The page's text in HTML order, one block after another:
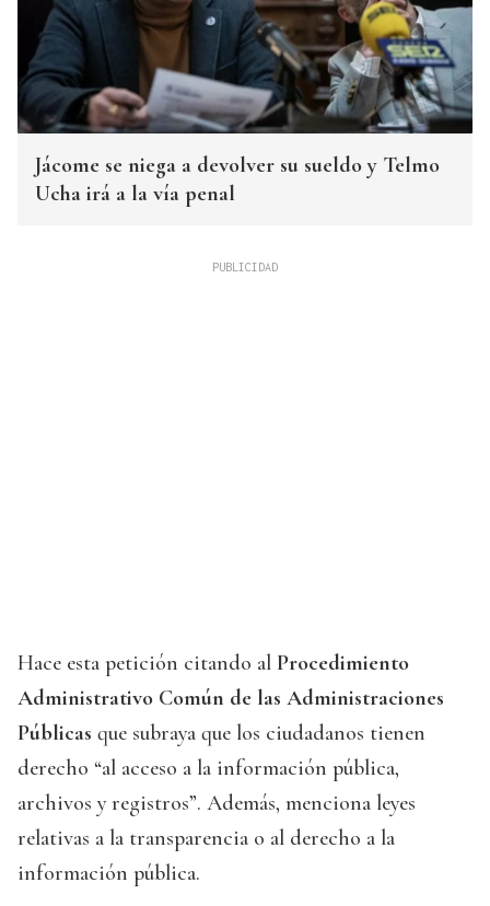
Jácome se niega a devolver su sueldo y Telmo
Ucha irá a la vía penal
Hace esta petición citando al Procedimiento
Administrativo Común de las Administraciones
Públicas que subraya que los ciudadanos tienen
derecho “al acceso a la información pública,
archivos y registros”. Además, menciona leyes
relativas a la transparencia o al derecho a la
información pública.